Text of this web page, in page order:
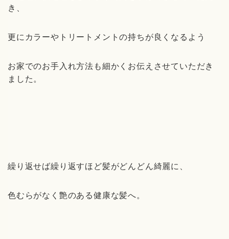
き、
更にカラーやトリートメントの持ちが良くなるよう
お家でのお手入れ方法も細かくお伝えさせていただき
ました。
繰り返せば繰り返すほど髪がどんどん綺麗に、
色むらがなく艶のある健康な髪へ。